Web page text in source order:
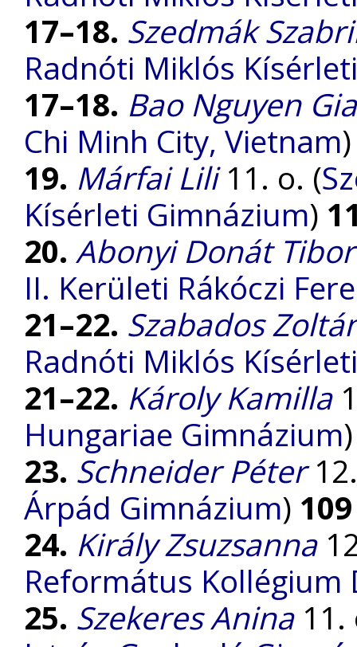
17–18. Szedmák
Radnóti Miklós
17–18. Bao Nguyen Gia
Chi Minh City, Vietnam
19. Márfai Lili11. o. (
Kísérleti Gimnázium)
20. Abonyi Donát Tibor
II. Kerületi Rákóczi
21–22. Szabados
Radnóti Miklós
21–22. Károly Kamilla
Hungariae Gimnázium
23. Schneider Péter
Árpád Gimnázium)
24. Király Zsuzsanna
Református Kollégium
25. Szekeres Anina11.